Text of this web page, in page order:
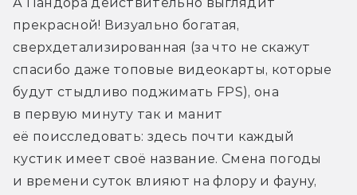
прекрасной! Визуально богатая,
сверхдетализированная (за что не скажут
спасибо даже топовые видеокарты, которые
будут стыдливо поджимать FPS), она
в первую минуту так и манит
её поисследовать: здесь почти каждый
кустик имеет своё название. Смена погоды
и времени суток влияют на флору и фауну,